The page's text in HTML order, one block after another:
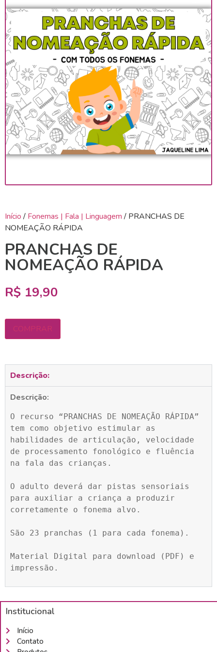
Início / Fonemas | Fala | Linguagem / PRANCHAS DE
NOMEAÇÃO RÁPIDA
PRANCHAS DE
NOMEAÇÃO RÁPIDA
R$ 19,90
COMPRAR
Descrição:
Descrição:
O recurso “PRANCHAS DE NOMEAÇÃO RÁPIDA”
tem como objetivo estimular as
habilidades de articulação, velocidade
de processamento fonológico e fluência
na fala das crianças.
O adulto deverá dar pistas sensoriais
para auxiliar a criança a produzir
corretamente o fonema alvo.
São 23 pranchas (1 para cada fonema).
Material Digital para download (PDF) e
impressão.
Institucional
Início
Contato